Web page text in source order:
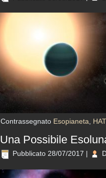
Contrassegnato Esopianeta,
Una Possibile
Pubblicato 28/07/2017 |